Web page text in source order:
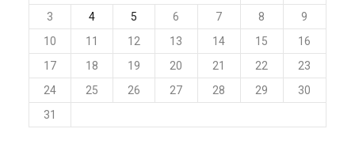
3
4 5 6 7 8
9
10
11 12 13 14 15
16
17
18 19 20 21 22
23
24
25 26 27 28 29
30
31